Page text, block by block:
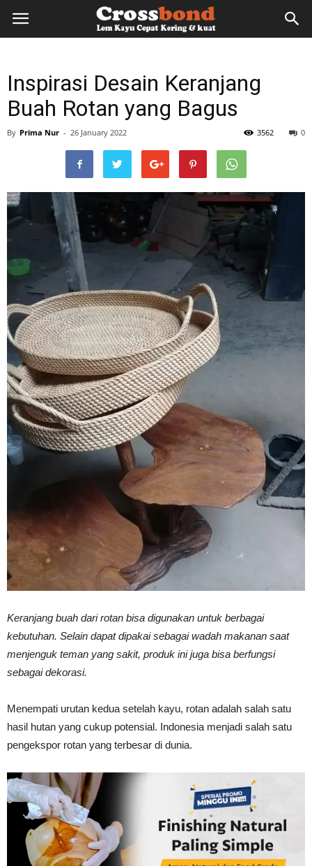
lemkayu.net
Lem
Kayu,
Kertas,
Vinyl
Cepat
Kuat
Tahan
Inspirasi Desain Keranjang
Buah Rotan yang Bagus
By Prima Nur - 26 January 2022 0
3562
Keranjang buah dari rotan bisa digunakan untuk berbagai
kebutuhan. Selain dapat dipakai sebagai wadah makanan saat
menjenguk teman yang sakit, produk ini juga bisa berfungsi
sebagai dekorasi.
Menempati urutan kedua setelah kayu, rotan adalah salah satu
hasil hutan yang cukup potensial. Indonesia menjadi salah satu
pengekspor rotan yang terbesar di dunia.